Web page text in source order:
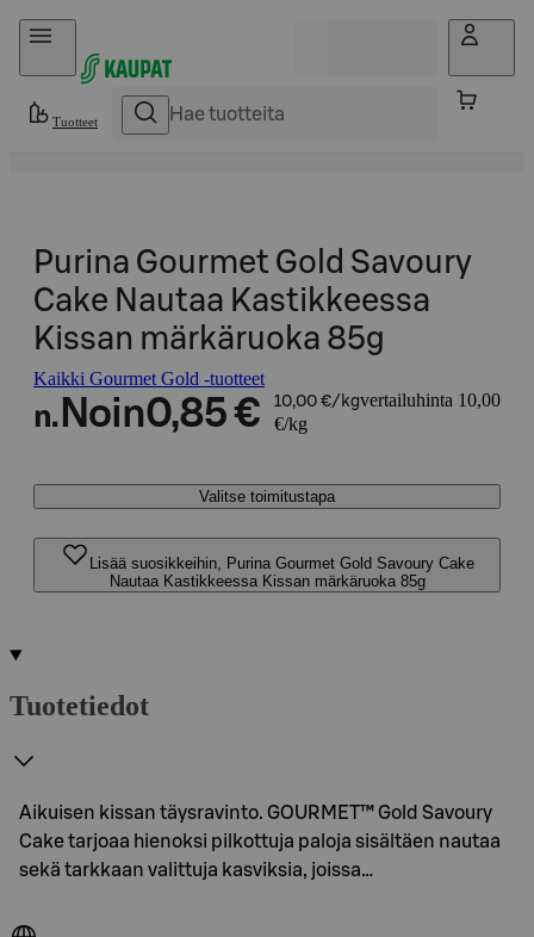
Hyppää sisältöön
Tuotteet
Purina Gourmet Gold Savoury
Cake Nautaa Kastikkeessa
Kissan märkäruoka 85g
Kaikki Gourmet Gold -tuotteet
n. Noin0,85 € 10,00 €/kgvertailuhinta 10,00
€/kg
Valitse toimitustapa
Lisää suosikkeihin, Purina Gourmet Gold Savoury Cake
Nautaa Kastikkeessa Kissan märkäruoka 85g
Tuotetiedot
Aikuisen kissan täysravinto. GOURMET™ Gold Savoury
Cake tarjoaa hienoksi pilkottuja paloja sisältäen nautaa
sekä tarkkaan valittuja kasviksia, joissa…